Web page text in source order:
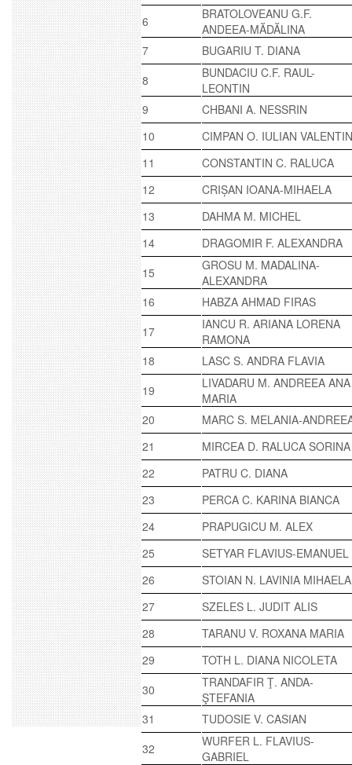
6
BRATOLOVEANU G.F.
ANDEEA-MĂDĂLINA
7
BUGARIU T. DIANA
8
BUNDACIU C.F. RAUL-
LEONTIN
9
CHBANI A. NESSRIN
10
CIMPAN O. IULIAN VALENTIN
11
CONSTANTIN C. RALUCA
12
CRIȘAN IOANA-MIHAELA
13
DAHMA M. MICHEL
14
DRAGOMIR F. ALEXANDRA
15
GROSU M. MADALINA-
ALEXANDRA
16
HABZA AHMAD FIRAS
17
IANCU R. ARIANA LORENA
RAMONA
18
LASC S. ANDRA FLAVIA
19
LIVADARU M. ANDREEA ANA
MARIA
20
MARC S. MELANIA-
21
MIRCEA D. RALUCA SORINA
22
PATRU C. DIANA
23
PERCA C. KARINA BIANCA
24
PRAPUGICU M. ALEX
25
SETYAR FLAVIUS-EMANUEL
26
STOIAN N. LAVINIA MIHAELA
27
SZELES L. JUDIT ALIS
28
TARANU V. ROXANA MARIA
29
TOTH L. DIANA NICOLETA
30
TRANDAFIR Ţ. ANDA-
ŞTEFANIA
31
TUDOSIE V. CASIAN
32
WURFER L. FLAVIUS-
GABRIEL